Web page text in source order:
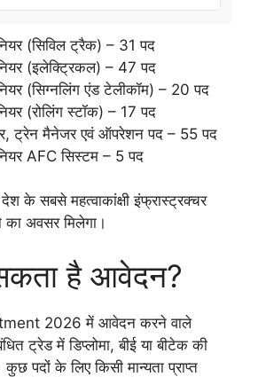
(सिविल ट्रैक) – 31 पद
(इलेक्ट्रिकल) – 47 पद
(सिग्नलिंग एंड टेलीकॉम) – 20 पद
(रोलिंग स्टॉक) – 17 पद
ट्रेन मैनेजर एवं ऑपरेशन पद – 55 पद
AFC सिस्टम – 5 पद
के सबसे महत्वाकांक्षी इंफ्रास्ट्रक्चर
अवसर मिलेगा।
है आवेदन?
2026 में आवेदन करने वाले
ट्रेड में डिप्लोमा, बीई या बीटेक की
कुछ पदों के लिए किसी मान्यता प्राप्त